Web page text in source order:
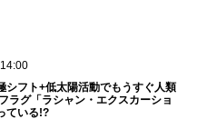
シフト+低太陽活動でもうすぐ人類
ラグ「ラシャン・エクスカーショ
ている!?